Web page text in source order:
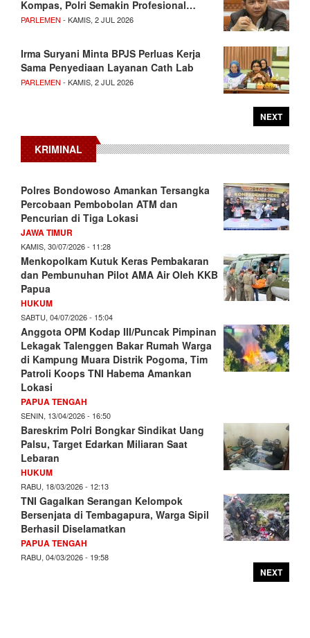
Kompas, Polri Semakin Profesional…
PARLEMEN - KAMIS, 2 JUL 2026
Irma Suryani Minta BPJS Perluas Kerja
Sama Penyediaan Layanan Cath Lab
PARLEMEN - KAMIS, 2 JUL 2026
NEXT
KRIMINAL
Polres Bondowoso Amankan Tersangka
Percobaan Pembobolan ATM dan
Pencurian di Tiga Lokasi
JAWA TIMUR
KAMIS, 30/07/2026 - 11:28
Menkopolkam Kutuk Keras Pembakaran
dan Pembunuhan Pilot AMA Air Oleh KKB
Papua
HUKUM
SABTU, 04/07/2026 - 15:04
Anggota OPM Kodap III/Puncak Pimpinan
Lekagak Talenggen Bakar Rumah Warga
di Kampung Muara Distrik Pogoma, Tim
Patroli Koops TNI Habema Amankan
Lokasi
PAPUA TENGAH
SENIN, 13/04/2026 - 16:50
Bareskrim Polri Bongkar Sindikat Uang
Palsu, Target Edarkan Miliaran Saat
Lebaran
HUKUM
RABU, 18/03/2026 - 12:13
TNI Gagalkan Serangan Kelompok
Bersenjata di Tembagapura, Warga Sipil
Berhasil Diselamatkan
PAPUA TENGAH
RABU, 04/03/2026 - 19:58
NEXT